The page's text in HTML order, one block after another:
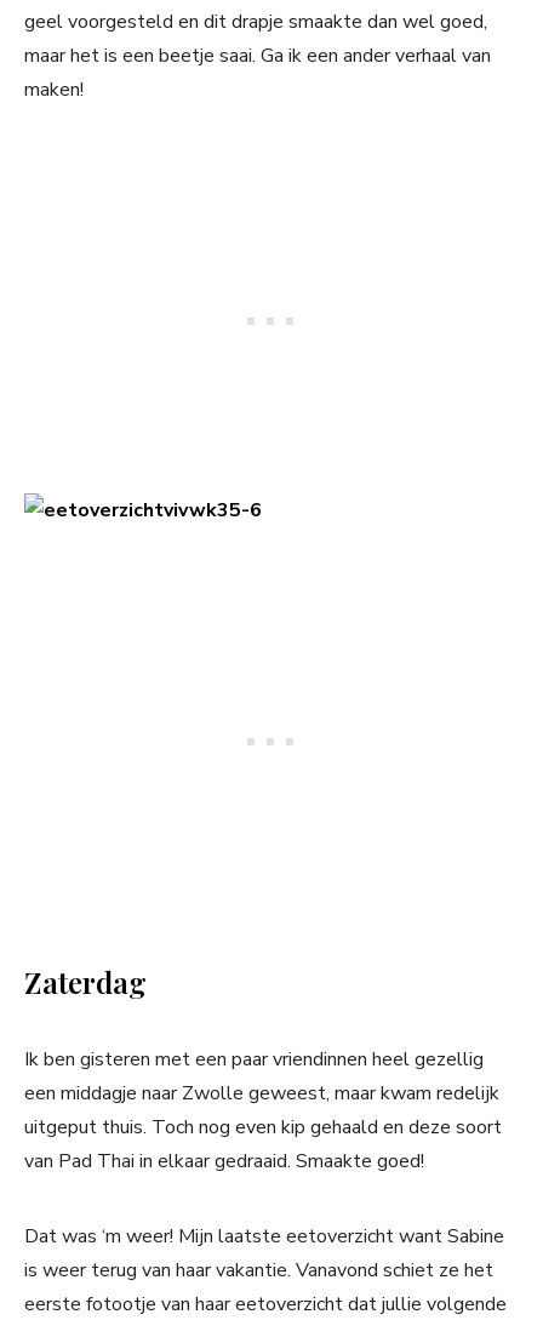
geel voorgesteld en dit drapje smaakte dan wel goed,
maar het is een beetje saai. Ga ik een ander verhaal van
maken!
Zaterdag
Ik ben gisteren met een paar vriendinnen heel gezellig
een middagje naar Zwolle geweest, maar kwam redelijk
uitgeput thuis. Toch nog even kip gehaald en deze soort
van Pad Thai in elkaar gedraaid. Smaakte goed!
Dat was ‘m weer! Mijn laatste eetoverzicht want Sabine
is weer terug van haar vakantie. Vanavond schiet ze het
eerste fotootje van haar eetoverzicht dat jullie volgende